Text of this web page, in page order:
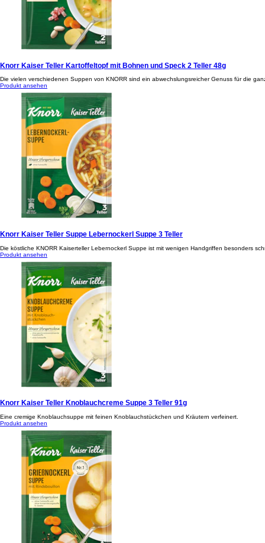
Knorr Kaiser Teller Kartoffeltopf mit Bohnen und Speck 2 Teller 48g
Die vielen verschiedenen Suppen von KNORR sind ein abwechslungsreicher Genuss für die
Produkt ansehen
Knorr Kaiser Teller Suppe Lebernockerl Suppe 3 Teller
Die köstliche KNORR Kaiserteller Lebernockerl Suppe ist mit wenigen Handgriffen besonders
Produkt ansehen
Knorr Kaiser Teller Knoblauchcreme Suppe 3 Teller 91g
Eine cremige Knoblauchsuppe mit feinen Knoblauchstückchen und Kräutern verfeinert.
Produkt ansehen